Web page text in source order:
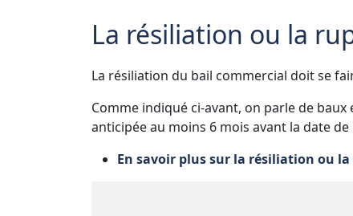
La résiliation ou la
La résiliation du bail commercial doit se
Comme indiqué ci-avant, on parle de
anticipée au moins 6 mois avant la date
En savoir plus sur la résiliation ou